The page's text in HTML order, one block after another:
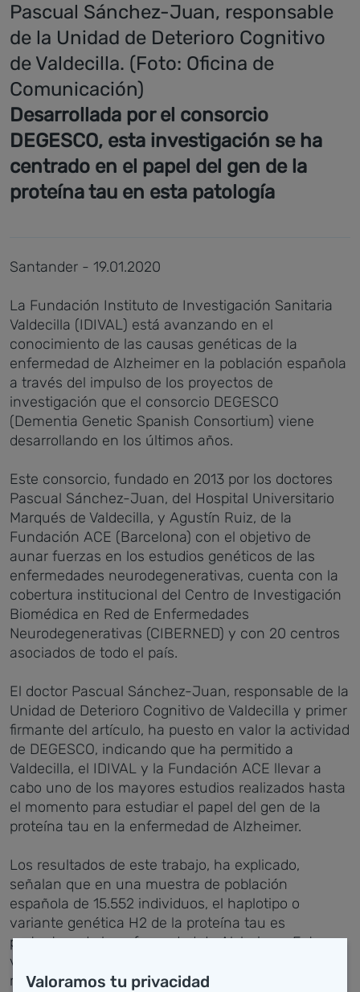
Pascual Sánchez-Juan, responsable
de la Unidad de Deterioro Cognitivo
de Valdecilla. (Foto: Oficina de
Comunicación)
Desarrollada por el consorcio
DEGESCO, esta investigación se ha
centrado en el papel del gen de la
proteína tau en esta patología
Santander - 19.01.2020
La Fundación Instituto de Investigación Sanitaria
Valdecilla (IDIVAL) está avanzando en el
conocimiento de las causas genéticas de la
enfermedad de Alzheimer en la población española
a través del impulso de los proyectos de
investigación que el consorcio DEGESCO
(Dementia Genetic Spanish Consortium) viene
desarrollando en los últimos años.
Este consorcio, fundado en 2013 por los doctores
Pascual Sánchez-Juan, del Hospital Universitario
Marqués de Valdecilla, y Agustín Ruiz, de la
Fundación ACE (Barcelona) con el objetivo de
aunar fuerzas en los estudios genéticos de las
enfermedades neurodegenerativas, cuenta con la
cobertura institucional del Centro de Investigación
Biomédica en Red de Enfermedades
Neurodegenerativas (CIBERNED) y con 20 centros
asociados de todo el país.
El doctor Pascual Sánchez-Juan, responsable de la
Unidad de Deterioro Cognitivo de Valdecilla y primer
firmante del artículo, ha puesto en valor la actividad
de DEGESCO, indicando que ha permitido a
Valdecilla, el IDIVAL y la Fundación ACE llevar a
cabo uno de los mayores estudios realizados hasta
el momento para estudiar el papel del gen de la
proteína tau en la enfermedad de Alzheimer.
Los resultados de este trabajo, ha explicado,
señalan que en una muestra de población
española de 15.552 individuos, el haplotipo o
variante genética H2 de la proteína tau es
protectora de la enfermedad de Alzheimer. Esta
variante, especialmente frecuente en los países
mediterráneos, se ha registrado en el 30% de la
Valoramos tu privacidad